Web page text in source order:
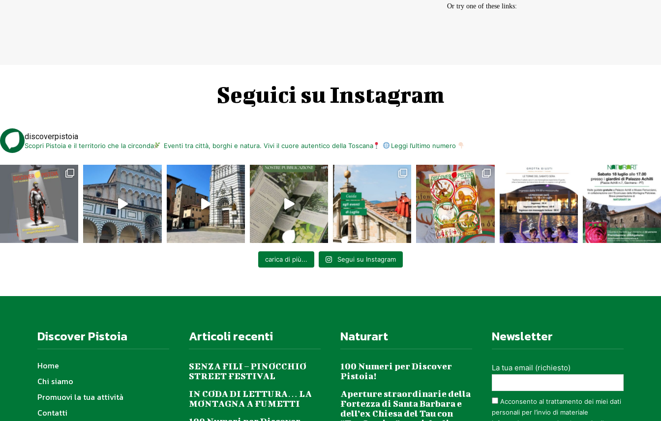
Seguici su Instagram
discoverpistoia
Scopri Pistoia e il territorio che la circonda Eventi tra città, borghi e natura. Vivi il cuore autentico della Toscana Leggi l’ultimo numero
carica di più... Segui su Instagram
Discover Pistoia
Home
Chi siamo
Promuovi la tua attività
Contatti
Articoli recenti
SENZA FILI – PINOCCHIO
STREET FESTIVAL
IN CODA DI LETTURA… LA
MONTAGNA A FUMETTI
Naturart
100 Numeri per Discover
Pistoia!
Aperture straordinarie della
Fortezza di Santa Barbara e
dell’ex Chiesa del Tau con
Newsletter
La tua email (richiesto)
Acconsento al trattamento dei miei dati
personali per l’invio di materiale